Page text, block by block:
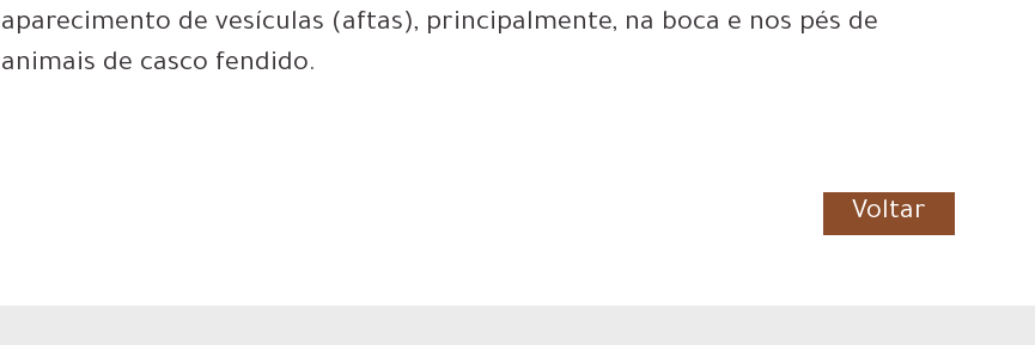
aparecimento de vesículas (aftas), principalmente, na boca e nos pés de
animais de casco fendido.
Voltar